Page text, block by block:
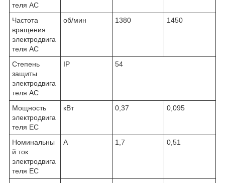
теля AC
Частота
вращения
электродвига
теля AC
об/мин 1380 1450
Степень
защиты
электродвига
теля AC
IP 54
Мощность
электродвига
теля EC
кВт 0,37 0,095
Номинальны
й ток
электродвига
теля EC
A 1,7 0,51